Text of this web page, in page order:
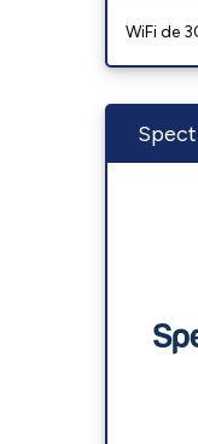
WiFi de